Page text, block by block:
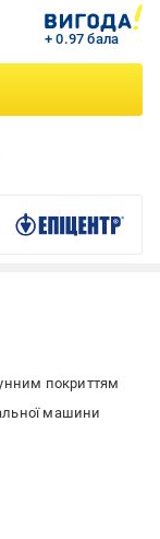
+ 0.97 бала
покриттям
машини